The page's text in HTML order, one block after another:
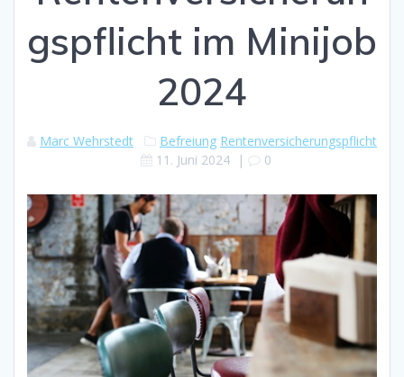
gspflicht im Minijob
2024
Marc Wehrstedt Befreiung Rentenversicherungspflicht
11. Juni 2024| 0